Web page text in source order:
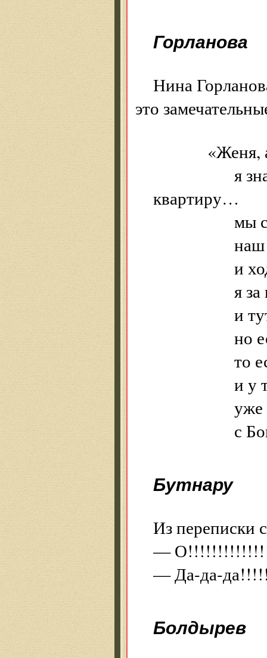
Горланова
Нина
это
«Женя,
я знаю,
квартиру…
мы
наш сосед
и ходит
я за
и тут
но есть
то есть
и у тебя
уже
с Богом,
Бутнару
Из переписки
—
— Да-да-
Болдырев